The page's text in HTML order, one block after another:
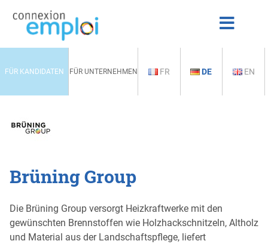
FÜR KANDIDATEN FÜR UNTERNEHMEN FR DE EN
Brüning Group
Die Brüning Group versorgt Heizkraftwerke mit den
gewünschten Brennstoffen wie Holzhackschnitzeln, Altholz
und Material aus der Landschaftspflege, liefert